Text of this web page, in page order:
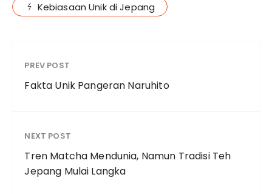
Kebiasaan Unik di Jepang
PREV POST
Fakta Unik Pangeran Naruhito
NEXT POST
Tren Matcha Mendunia, Namun Tradisi Teh
Jepang Mulai Langka